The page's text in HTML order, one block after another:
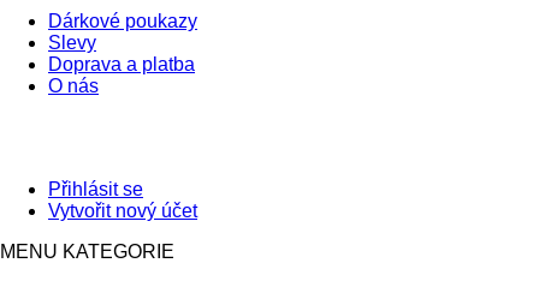
Dárkové poukazy
Slevy
Doprava a platba
O nás
Přihlásit se
Vytvořit nový účet
MENU KATEGORIE